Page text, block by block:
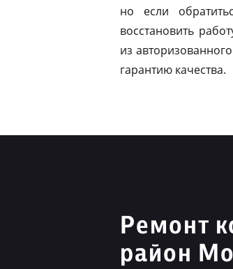
но если
восстановить
из
гарантию качества.
Ремонт
район